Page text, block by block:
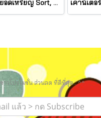
ตู้ขายของหยอดเหรียญ Sort, Stock, Select Wooden Vending Machine Play Set รุ่น 32400 ยี่ห้อ Melissa & Doug
าวโปรโมชั่น ส่วนลด ที่ดีที่สุด.. ^^